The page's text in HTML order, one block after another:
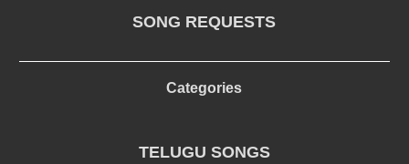
SONG REQUESTS
Categories
TELUGU SONGS